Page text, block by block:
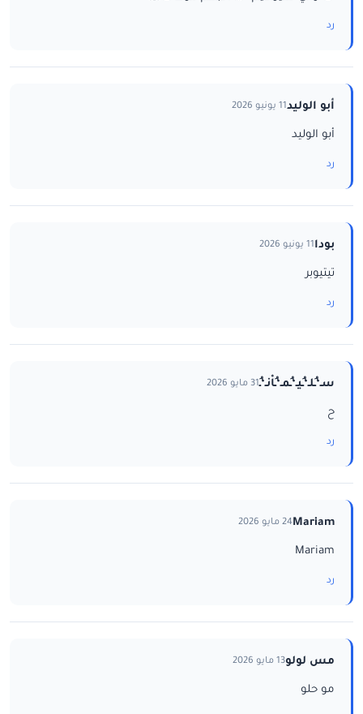
رد
أبو الوليد11 يونيو 2026
أبو الوليد
رد
بودا11 يونيو 2026
تيتيوبر
رد
سـ‘ـُلـ‘ـُيـ‘ـُمـ‘ـُاْنـ‘ـُ31 مايو 2026
ح
رد
Mariam24 مايو 2026
Mariam
رد
مس لولو13 مايو 2026
مو حلو